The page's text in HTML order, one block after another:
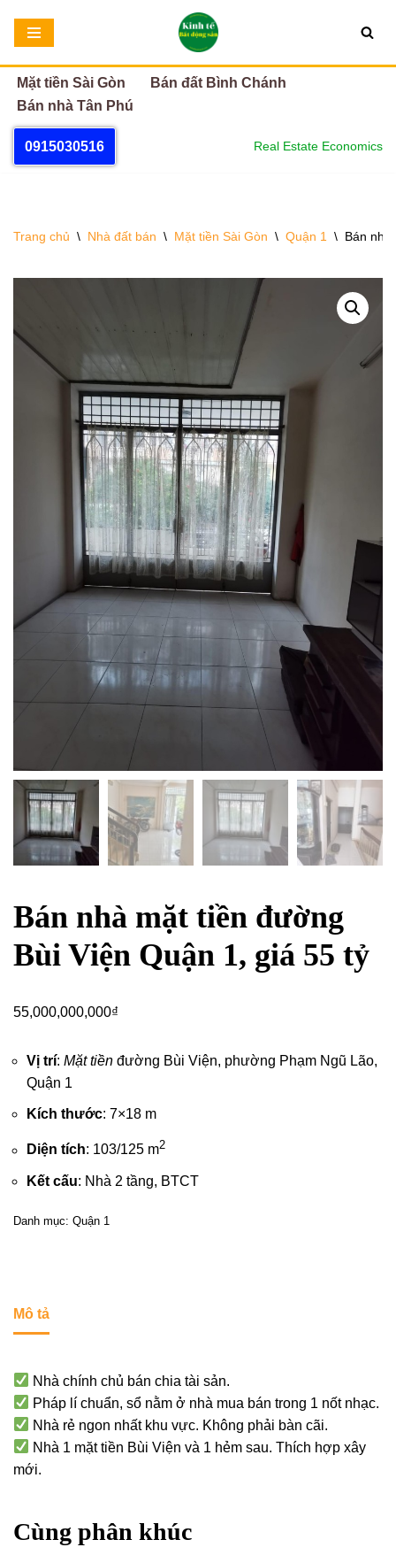
Chuyển
tới
nội
dung
Mặt tiền Sài Gòn
Bán đất Bình Chánh
Bán nhà Tân Phú
0915030516 Real Estate Economics
Trang chủ \ Nhà đất bán \ Mặt tiền Sài Gòn \ Quận 1 \ Bán nhà
Bán nhà mặt tiền đường
Bùi Viện Quận 1, giá 55 tỷ
55,000,000,000₫
Vị trí: Mặt tiền đường Bùi Viện, phường Phạm Ngũ Lão,
Quận 1
Kích thước: 7×18 m
Diện tích: 103/125 m2
Kết cấu: Nhà 2 tầng, BTCT
Danh mục: Quận 1
Mô tả
Nhà chính chủ bán chia tài sản.
Pháp lí chuẩn, sổ nằm ở nhà mua bán trong 1 nốt nhạc.
Nhà rẻ ngon nhất khu vực. Không phải bàn cãi.
Nhà 1 mặt tiền Bùi Viện và 1 hẻm sau. Thích hợp xây
mới.
Cùng phân khúc